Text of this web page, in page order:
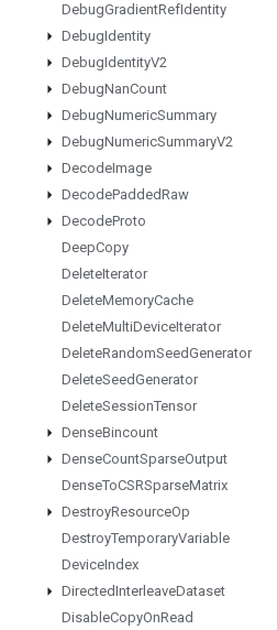
DebugGradientRefIdentity
DebugIdentity
DebugIdentityV2
DebugNanCount
DebugNumericSummary
DebugNumericSummaryV2
DecodeImage
DecodePaddedRaw
DecodeProto
DeepCopy
DeleteIterator
DeleteMemoryCache
DeleteMultiDeviceIterator
DeleteRandomSeedGenerator
DeleteSeedGenerator
DeleteSessionTensor
DenseBincount
DenseCountSparseOutput
DenseToCSRSparseMatrix
DestroyResourceOp
DestroyTemporaryVariable
DeviceIndex
DirectedInterleaveDataset
DisableCopyOnRead